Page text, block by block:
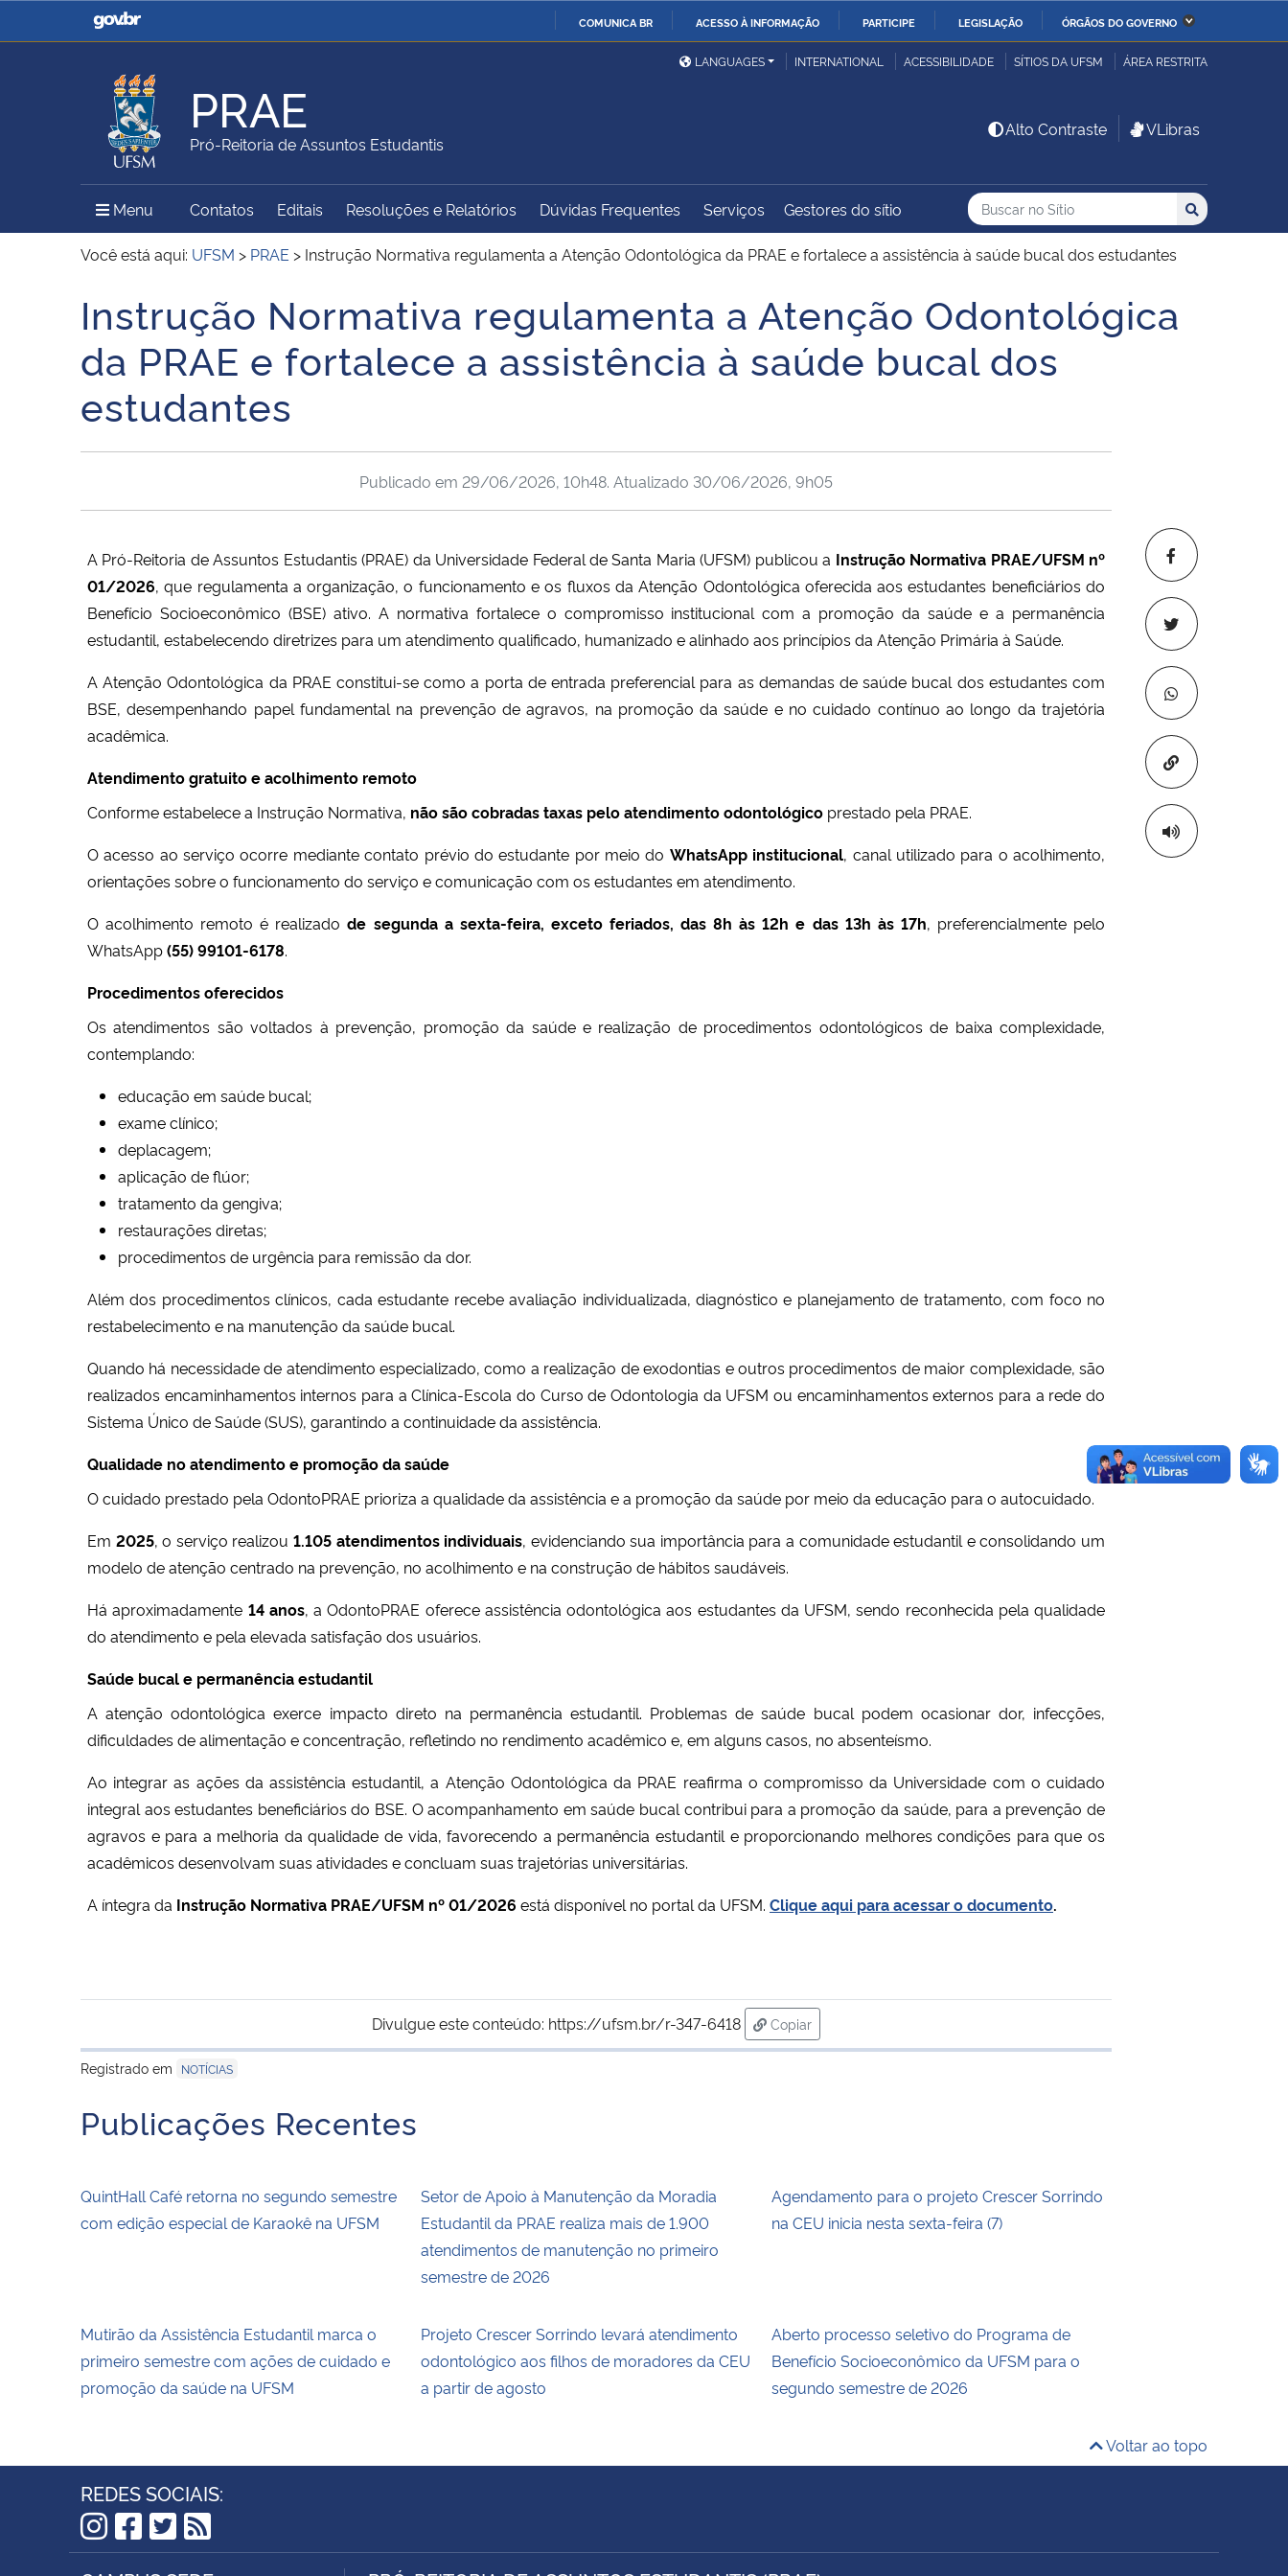
COMUNICA BR ACESSO À INFORMAÇÃO PARTICIPE LEGISLAÇÃO ÓRGÃOS DO GOVERNO
Casa Civil
Ministério da Justiça e
Ministério da Defesa
Ministério das Relações
Exteriores
Ministério da Economia Ministério da Infraestrutura
Ministério da Agricultura,
Pecuária e Abastecimento
Ministério da Educação
Ministério da Ciência,
Tecnologia, Inovações e
Ministério do Meio Ambiente Ministério do Turismo
Ministério do
Desenvolvimento Regional
Controladoria-Geral da
União
Ministério da Mulher, da
Família e dos Direitos
Secretaria de Governo
Gabinete de Segurança
Institucional
Advocacia-Geral da União Banco Central do Brasil Planalto
LANGUAGES INTERNATIONAL ACESSIBILIDADE SÍTIOS DA UFSM ÁREA RESTRITA
PRAE
Pró-Reitoria de Assuntos Estudantis
Alto Contraste VLibras
Menu Menu Principal do Sítio
Contatos Editais Resoluções e Relatórios Dúvidas Frequentes Serviços Gestores do sítio Busca
Buscar no no Sítio
Busca: Buscar
Você está aqui: UFSM > PRAE > Instrução Normativa regulamenta a Atenção Odontológica da PRAE e fortalece a assistência à saúde bucal dos estudantes
Início do conteúdo
Instrução Normativa regulamenta a Atenção Odontológica
da PRAE e fortalece a assistência à saúde bucal dos
estudantes
Copiar para
Publicado em 29/06/2026, 10h48. Atualizado 30/06/2026, 9h05
A Pró-Reitoria de Assuntos Estudantis (PRAE) da Universidade Federal de Santa Maria (UFSM) publicou a Instrução Normativa PRAE/UFSM nº
01/2026, que regulamenta a organização, o funcionamento e os fluxos da Atenção Odontológica oferecida aos estudantes beneficiários do
Benefício Socioeconômico (BSE) ativo. A normativa fortalece o compromisso institucional com a promoção da saúde e a permanência
estudantil, estabelecendo diretrizes para um atendimento qualificado, humanizado e alinhado aos princípios da Atenção Primária à Saúde.
A Atenção Odontológica da PRAE constitui-se como a porta de entrada preferencial para as demandas de saúde bucal dos estudantes com
BSE, desempenhando papel fundamental na prevenção de agravos, na promoção da saúde e no cuidado contínuo ao longo da trajetória
acadêmica.
Atendimento gratuito e acolhimento remoto
Conforme estabelece a Instrução Normativa, não são cobradas taxas pelo atendimento odontológico prestado pela PRAE.
O acesso ao serviço ocorre mediante contato prévio do estudante por meio do WhatsApp institucional, canal utilizado para o acolhimento,
orientações sobre o funcionamento do serviço e comunicação com os estudantes em atendimento.
O acolhimento remoto é realizadode segunda a sexta-feira, exceto feriados, das 8h às 12h e das 13h às 17h, preferencialmente pelo
WhatsApp(55) 99101-6178.
Procedimentos oferecidos
Os atendimentos são voltados à prevenção, promoção da saúde e realização de procedimentos odontológicos de baixa complexidade,
contemplando:
educação em saúde bucal;
exame clínico;
deplacagem;
aplicação de flúor;
tratamento da gengiva;
restaurações diretas;
procedimentos de urgência para remissão da dor.
Além dos procedimentos clínicos, cada estudante recebe avaliação individualizada, diagnóstico e planejamento de tratamento, com foco no
restabelecimento e na manutenção da saúde bucal.
Quando há necessidade de atendimento especializado, como a realização de exodontias e outros procedimentos de maior complexidade, são
realizados encaminhamentos internos para a Clínica-Escola do Curso de Odontologia da UFSM ou encaminhamentos externos para a rede do
Sistema Único de Saúde (SUS), garantindo a continuidade da assistência.
Qualidade no atendimento e promoção da saúde
O cuidado prestado pela OdontoPRAE prioriza a qualidade da assistência e a promoção da saúde por meio da educação para o autocuidado.
Em 2025, o serviço realizou 1.105 atendimentos individuais, evidenciando sua importância para a comunidade estudantil e consolidando um
modelo de atenção centrado na prevenção, no acolhimento e na construção de hábitos saudáveis.
Há aproximadamente 14 anos, a OdontoPRAE oferece assistência odontológica aos estudantes da UFSM, sendo reconhecida pela qualidade
do atendimento e pela elevada satisfação dos usuários.
Saúde bucal e permanência estudantil
A atenção odontológica exerce impacto direto na permanência estudantil. Problemas de saúde bucal podem ocasionar dor, infecções,
dificuldades de alimentação e concentração, refletindo no rendimento acadêmico e, em alguns casos, no absenteísmo.
Ao integrar as ações da assistência estudantil, a Atenção Odontológica da PRAE reafirma o compromisso da Universidade com o cuidado
integral aos estudantes beneficiários do BSE. O acompanhamento em saúde bucal contribui para a promoção da saúde, para a prevenção de
agravos e para a melhoria da qualidade de vida, favorecendo a permanência estudantil e proporcionando melhores condições para que os
acadêmicos desenvolvam suas atividades e concluam suas trajetórias universitárias.
A íntegra da Instrução Normativa PRAE/UFSM nº 01/2026 está disponível no portal da UFSM. Clique aqui para acessar o documento.
Divulgue este conteúdo: https://ufsm.br/r-347-6418
Copiar
para área de transferência
Registrado em
NOTÍCIAS
Publicações Recentes
QuintHall Café retorna no segundo semestre
com edição especial de Karaokê na UFSM
Setor de Apoio à Manutenção da Moradia
Estudantil da PRAE realiza mais de 1.900
atendimentos de manutenção no primeiro
semestre de 2026
Agendamento para o projeto Crescer Sorrindo
na CEU inicia nesta sexta-feira (7)
Mutirão da Assistência Estudantil marca o
primeiro semestre com ações de cuidado e
promoção da saúde na UFSM
Projeto Crescer Sorrindo levará atendimento
odontológico aos filhos de moradores da CEU
a partir de agosto
Aberto processo seletivo do Programa de
Benefício Socioeconômico da UFSM para o
segundo semestre de 2026
Voltar ao topo
REDES SOCIAIS:
Instagram
Facebook
Twitter
RSS